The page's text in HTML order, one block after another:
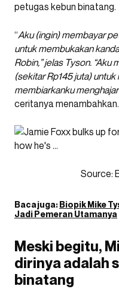
petugas kebun binatang.
“Aku (ingin) membayar
untuk membukakan
Robin,” jelas Tyson.
(sekitar Rp145 juta)
membiarkanku
ceritanya menambahkan.
Source:
Baca juga:Biopik Mike
Jadi Pemeran Utamanya
Meski begitu,
dirinya adalah
binatang